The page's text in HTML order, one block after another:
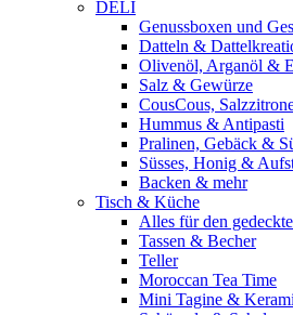
DELI
Genussboxen und
Datteln &
Olivenöl, Arganöl &
Salz & Gewürze
CousCous,
Hummus & Antipasti
Pralinen, Gebäck &
Süsses, Honig &
Backen & mehr
Tisch & Küche
Alles für den
Tassen & Becher
Teller
Moroccan Tea Time
Mini Tagine &